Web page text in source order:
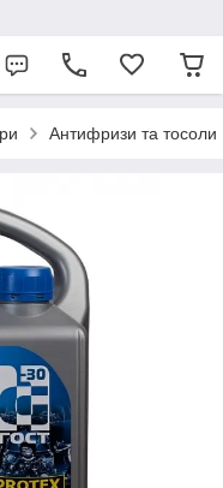
Антифризи та тосоли